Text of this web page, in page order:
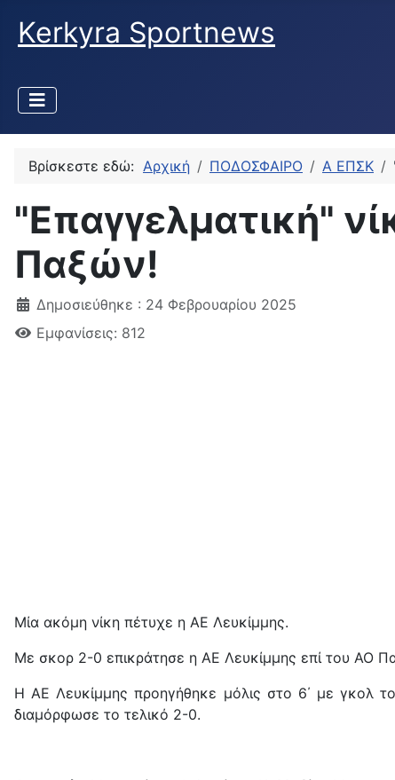
Kerkyra Sportnews
Βρίσκεστε εδώ: Αρχική ΠΟΔΟΣΦΑΙΡΟ Α ΕΠΣΚ
"Επαγγελματική"
Παξών!
Δημοσιεύθηκε : 24 Φεβρουαρίου 2025
Εμφανίσεις: 812
Μία ακόμη νίκη πέτυχε η ΑΕ Λευκίμμης.
Με σκορ 2-0 επικράτησε η ΑΕ Λευκίμμης επί του ΑΟ
Η ΑΕ Λευκίμμης προηγήθηκε μόλις στο 6΄ με γκολ
διαμόρφωσε το τελικό 2-0.